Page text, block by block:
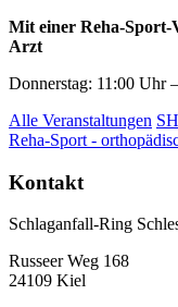
Mit einer Reha-Sport-
Arzt
Donnerstag: 11:00 Uhr
Alle Veranstaltungen
Reha-Sport -
Kontakt
Schlaganfall-Ring
Russeer Weg 168
24109 Kiel